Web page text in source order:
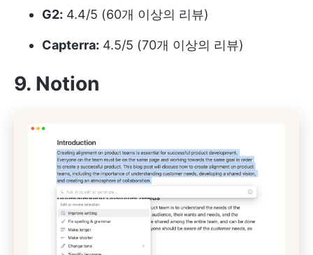
G2: 4.4/5 (60개 이상의 리뷰)
Capterra: 4.5/5 (70개 이상의 리뷰)
9. Notion